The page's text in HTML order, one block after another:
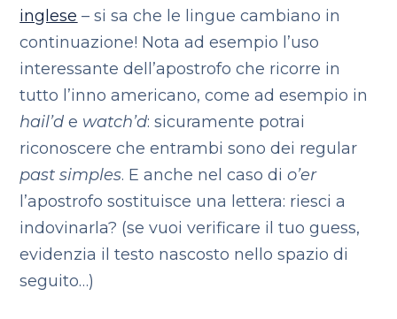
inglese – si sa che le lingue cambiano in
continuazione! Nota ad esempio l’uso
interessante dell’apostrofo che ricorre in
tutto l’inno americano, come ad esempio in
hail’de watch’d: sicuramente potrai
riconoscere che entrambi sono dei regular
past simples. E anche nel caso dio’er
l’apostrofo sostituisce una lettera: riesci a
indovinarla? (se vuoi verificare il tuo guess,
evidenzia il testo nascosto nello spazio di
seguito…)